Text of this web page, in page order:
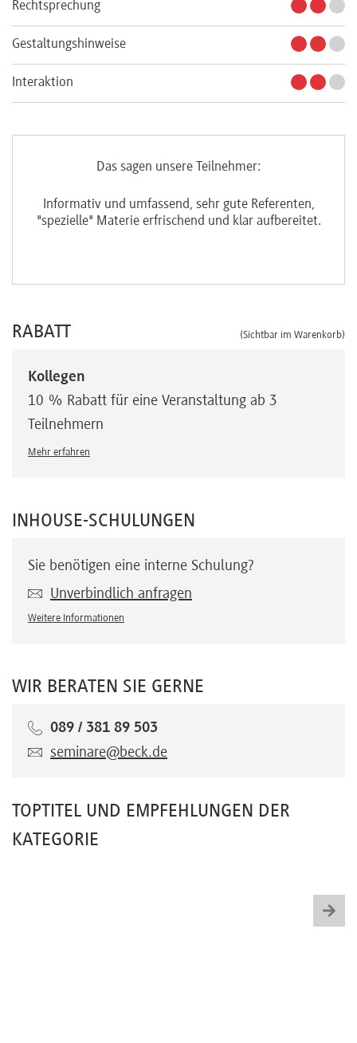
Rechtsprechung
Gestaltungshinweise
Interaktion
Das sagen unsere Teilnehmer:
Informativ und umfassend, sehr gute Referenten,
"spezielle" Materie erfrischend und klar aufbereitet.
RABATT (Sichtbar im Warenkorb)
Kollegen
10 % Rabatt für eine Veranstaltung ab 3
Teilnehmern
Mehr erfahren
INHOUSE-SCHULUNGEN
Sie benötigen eine interne Schulung?
Unverbindlich anfragen
Weitere Informationen
WIR BERATEN SIE GERNE
089 / 381 89 503
seminare@beck.de
TOPTITEL UND EMPFEHLUNGEN DER
KATEGORIE